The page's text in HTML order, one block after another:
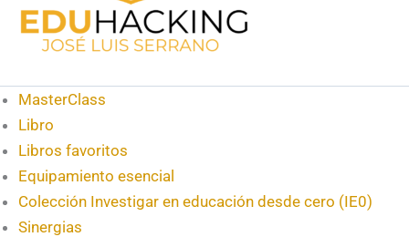
MasterClass
Libro
Libros favoritos
Equipamiento esencial
Colección Investigar en educación desde cero (IE0)
Sinergias